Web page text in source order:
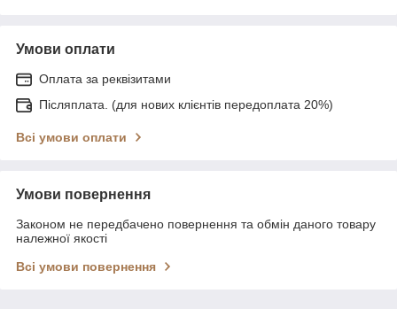
Умови оплати
Оплата за реквізитами
Післяплата. (для нових клієнтів передоплата 20%)
Всі умови оплати
Умови повернення
Законом не передбачено повернення та обмін даного товару
належної якості
Всі умови повернення